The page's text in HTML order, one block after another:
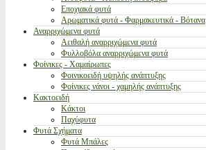
Εποχιακά φυτά
Αρωματικά φυτά - Φαρμακευτικά - Βότανα
Αναρριχώμενα φυτά
Αειθαλή αναρριχώμενα φυτά
Φυλλοβόλα αναρριχώμενα φυτά
Φοίνικες - Χαμαίρωπες
Φοινικοειδή υψηλής ανάπτυξης
Φοίνικες νάνοι - χαμηλής ανάπτυξης
Κακτοειδή
Κάκτοι
Παχύφυτα
Φυτά Σχήματα
Φυτά Μπάλες